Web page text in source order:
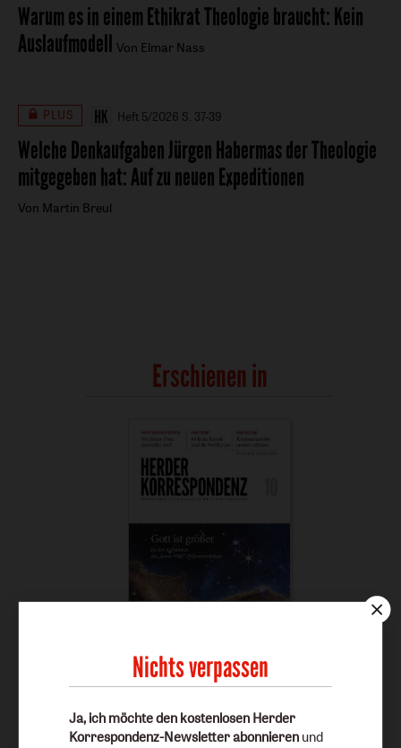
Warum es in einem Ethikrat Theologie braucht:Kein
Auslaufmodell Von Elmar Nass
PLUS Heft 5/2026 S. 37-39
Welche Denkaufgaben Jürgen Habermas der Theologie
mitgegeben hat:Auf zu neuen Expeditionen
Von Martin Breul
Erschienen in
Heft 10/2022
Inhaltsübersicht anzeigen
Nichts verpassen
Ja, ich möchte den kostenlosen Herder
Korrespondenz-Newsletter abonnieren und